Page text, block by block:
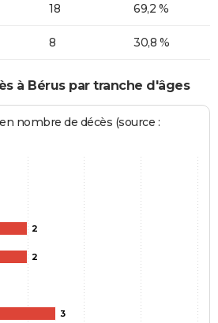
18 69,2 %
8 30,8 %
à Bérus par tranche d'âges
nombre de décès (source :
2
2
3